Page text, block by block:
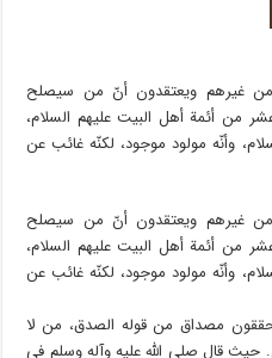
من غيرهم ويعتقدون أنّ من سيصلح
من أئمة أهل البيت عليهم السلام،
وأنّه مولود موجود، لكنّه غائب عن
من غيرهم ويعتقدون أنّ من سيصلح
من أئمة أهل البيت عليهم السلام،
وأنّه مولود موجود، لكنّه غائب عن
يحققون مصداق من قوله الصدق، من لا
قال صلى الله عليه وآله وسلم في